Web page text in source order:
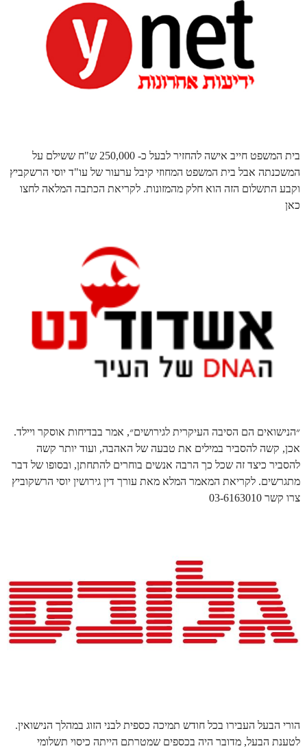
בית המשפט חייב אישה להחזיר לבעל כ- 250,000 ש"ח ששילם על
המשכנתה אבל בית המשפט המחוזי קיבל ערעור של עו"ד יוסי הרשקביץ
וקבע התשלום הזה הוא חלק מהמזונות. לקריאת הכתבה המלאה לחצו
כאן
״הנישואים הם הסיבה העיקרית לגירושים״, אמר בבדיחות אוסקר ויילד.
אכן, קשה להסביר במילים את טבעה של האהבה, ועוד יותר קשה
להסביר כיצד זה שכל כך הרבה אנשים בוחרים להתחתן, ובסופו של דבר
מתגרשים. לקריאת המאמר המלא מאת עורך דין גירושין יוסי הרשקוביץ
צרו קשר 03-6163010
הורי הבעל העבירו בכל חודש תמיכה כספית לבני הזוג במהלך הנישואין.
לטענת הבעל, מדובר היה בכספים שמטרתם הייתה כיסוי תשלומי